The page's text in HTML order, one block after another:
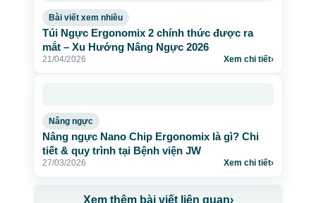
Bài viết xem nhiều
Túi Ngực Ergonomix 2 chính thức được ra
mắt – Xu Hướng Nâng Ngực 2026
21/04/2026 Xem chi tiết›
Nâng ngực
Nâng ngực Nano Chip Ergonomix là gì? Chi
tiết & quy trình tại Bệnh viện JW
27/03/2026 Xem chi tiết›
Xem thêm bài viết liên quan›